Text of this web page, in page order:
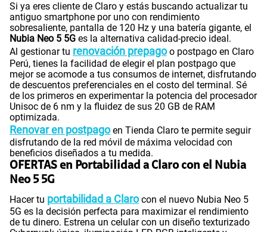
Si ya eres cliente de Claro y estás buscando actualizar tu
antiguo smartphone por uno con rendimiento
sobresaliente, pantalla de 120 Hz y una batería gigante, el
Nubia Neo 5 5G es la alternativa calidad-precio ideal.
Al gestionar tu renovación prepagoo postpago en Claro
Perú, tienes la facilidad de elegir el plan postpago que
mejor se acomode a tus consumos de internet, disfrutando
de descuentos preferenciales en el costo del terminal. Sé
de los primeros en experimentar la potencia del procesador
Unisoc de 6 nm y la fluidez de sus 20 GB de RAM
optimizada.
Renovar en postpagoen Tienda Claro te permite seguir
disfrutando de la red móvil de máxima velocidad con
beneficios diseñados a tu medida.
OFERTAS en Portabilidad a Claro con el Nubia
Neo 5 5G
Hacer tu portabilidad a Clarocon el nuevo Nubia Neo 5
5G es la decisión perfecta para maximizar el rendimiento
de tu dinero. Estrena un celular con un diseño texturizado